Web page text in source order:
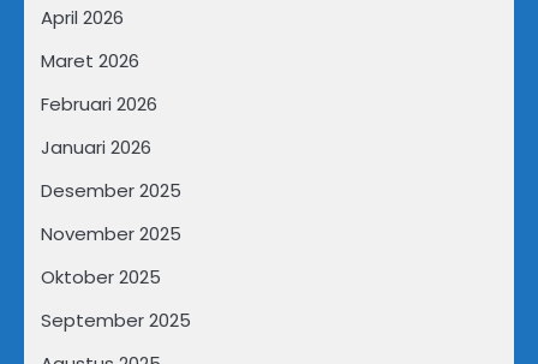
April 2026
Maret 2026
Februari 2026
Januari 2026
Desember 2025
November 2025
Oktober 2025
September 2025